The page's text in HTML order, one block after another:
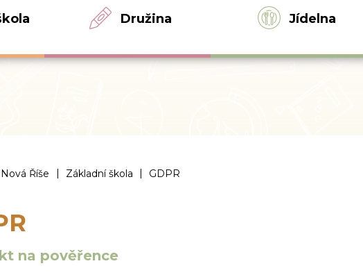
Družina Jídelna
Říše | Základní škola | GDPR
na pověřence